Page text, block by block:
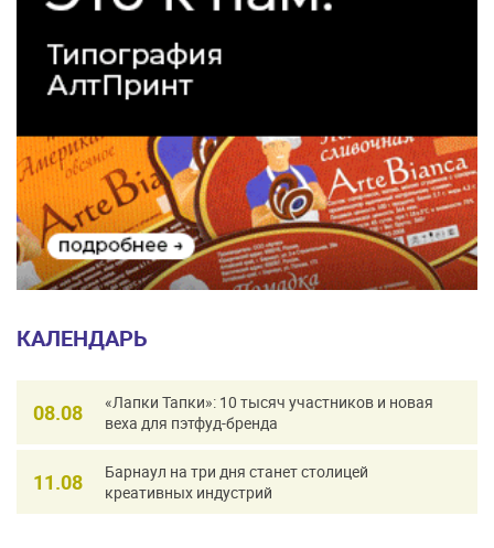
КАЛЕНДАРЬ
08.08
«Лапки Тапки»: 10 тысяч участников и новая
веха для пэтфуд-бренда
11.08
Барнаул на три дня станет столицей
креативных индустрий